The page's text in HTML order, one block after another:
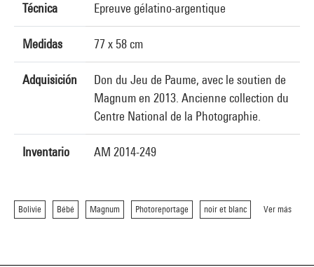
Técnica Epreuve gélatino-argentique
Medidas 77 x 58 cm
Adquisición
Don du Jeu de Paume, avec le soutien de
Magnum en 2013. Ancienne collection du
Centre National de la Photographie.
Inventario AM 2014-249
Bolivie Bébé Magnum Photoreportage noir et blanc Ver más